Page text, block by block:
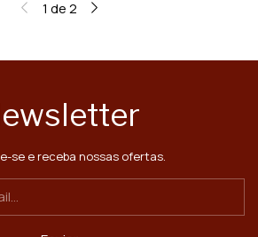
1 de2
se e receba nossas ofertas.